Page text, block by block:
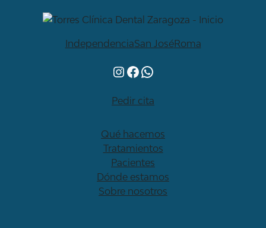
IndependenciaSan JoséRoma
Instagram
Facebook
WhatsApp
Pedir cita
Qué hacemos
Tratamientos
Pacientes
Dónde estamos
Sobre nosotros